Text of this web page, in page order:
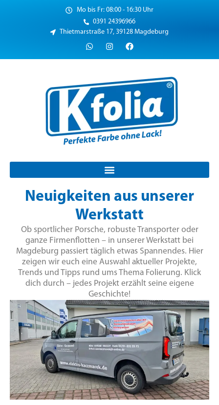
Mo bis Fr: 08:00 - 16:30 Uhr
0391 24396966
Thietmarstraße 17, 39128 Magdeburg
Neuigkeiten aus unserer
Werkstatt
Ob sportlicher Porsche, robuste Transporter oder
ganze Firmenflotten – in unserer Werkstatt bei
Magdeburg passiert täglich etwas Spannendes. Hier
zeigen wir euch eine Auswahl aktueller Projekte,
Trends und Tipps rund ums Thema Folierung. Klick
dich durch – jedes Projekt erzählt seine eigene
Geschichte!